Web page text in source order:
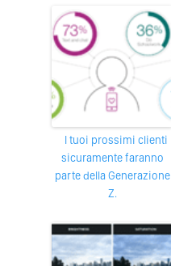
I tuoi prossimi clienti
sicuramente faranno
parte della Generazione
Z.